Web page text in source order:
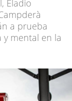
Eladio
a prueba
y mental en la